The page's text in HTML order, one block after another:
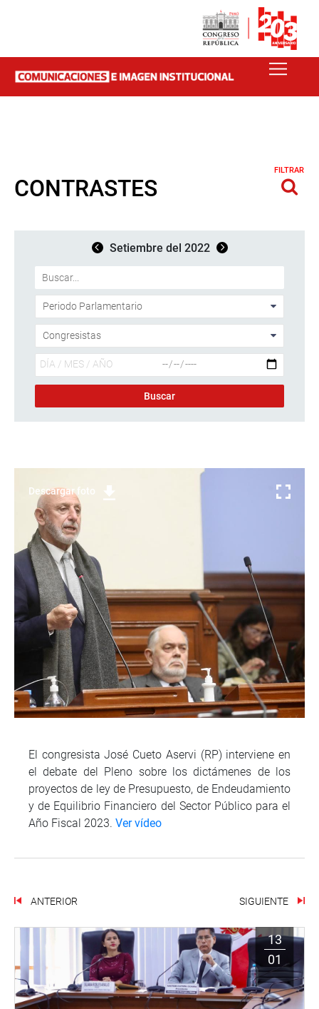
CONTRASTES
FILTRAR
Setiembre del 2022
Descargar foto
El congresista José Cueto Aservi (RP) interviene en
el debate del Pleno sobre los dictámenes de los
proyectos de ley de Presupuesto, de Endeudamiento
y de Equilibrio Financiero del Sector Público para el
Año Fiscal 2023. Ver vídeo
ANTERIOR SIGUIENTE
13
01